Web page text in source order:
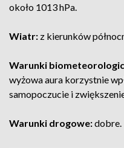
około 1013 hPa.
Wiatr: z kierunków
Warunki
wyżowa aura korzystnie
samopoczucie i
Warunki drogowe:dobre.